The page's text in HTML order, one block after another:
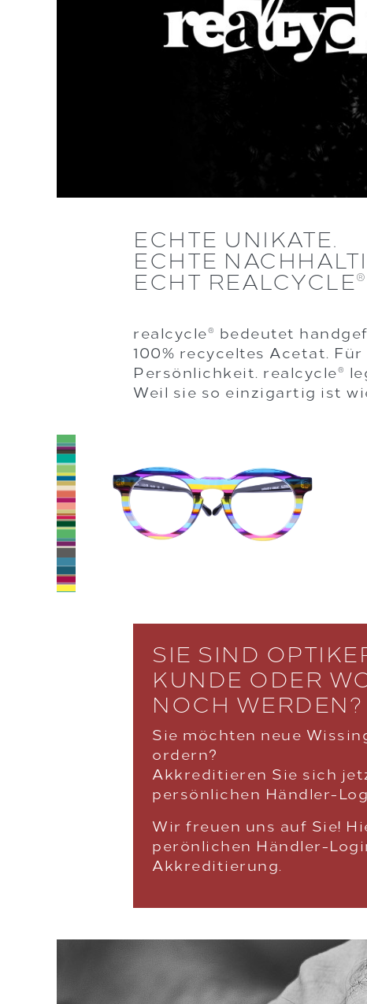
ECHTE UNIKATE.
ECHTE
ECHT REALCYCLE®
realcycle®
bedeutet
100% recyceltes Acetat.
Persönlichkeit. realcycle®
Weil sie so einzigartig ist
SIE SIND
KUNDE ODER
NOCH WERDEN?
Sie möchten neue
ordern?
Akkreditieren Sie sich
persönlichen Händler-
Wir freuen uns auf Sie!
perönlichen Händler-
Akkreditierung.